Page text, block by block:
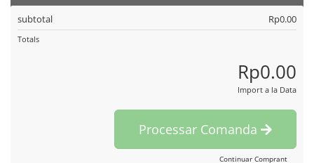
subtotal Rp0.00
Totals
Rp0.00
Import a la Data
Processar Comanda
Continuar Comprant